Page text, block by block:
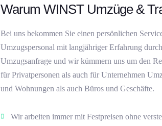
Warum WINST Umzüge &
Bei uns bekommen Sie einen persönlichen
Umzugspersonal mit langjähriger Erfahrung
Umzugsanfrage und wir kümmern uns um den
für Privatpersonen als auch für Unternehmen
und Wohnungen als auch Büros und Geschäfte.
Wir arbeiten immer mit Festpreisen ohne